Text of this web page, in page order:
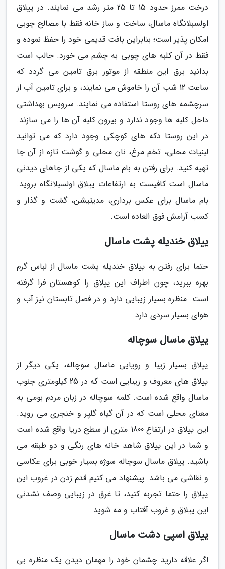
درخت ممرز حدود 15 تا 25 متر رشد می نمایند. در ییلاق
اولسبلانگاه ماسال، ساخت و ساز خانه فقط با مصالح چوبی
امکان پذیر است؛ بنابراین بافت قدیمی خود را حفظ نموده و
فقط در آن کلبه های چوبی به چشم می خورد. جالب است
بدانید برق این منطقه از موتور برق تامین می گردد که
ساعت 12 شب آن را خاموش می نمایند، و برای تامین آب از
سرچشمه های روستا استفاده می نمایند. سرویس بهداشتی
داخل کلبه ها وجود ندارد و بیرون کلبه آن ها را می سازند.
در این روستا دکه های کوچکی وجود دارد که می توانید
لبنیات محلی، تخم مرغ، نان محلی و گوشت تازه از آن جا
تهیه کنید. برای رفتن به بام ماسال که یکی از جاهای دیدنی
ماسال است کافیست به ارتفاعات ییلاق اولسبلانگاه بروید.
بام ماسال برای عکس برداری، مدیتیشن، گشت و گذار و
کسب آرامش فوق العاده است.
ییلاق خندیله پشت ماسال
حتما برای رفتن به ییلاق خندیله پشت ماسال از لباس گرم
بهره ببرید، چون اطراف این ییلاق را کوهستان فرا گرفته
است. منظره بسیار زیبایی دارد و در فصل تابستان نیز آب و
هوای بسیار سردی دارد.
ییلاق ماسال سوچاله
ییلاق بسیار زیبا و رویایی ماسال سوچاله، یکی دیگر از
ییلاق های معروف و زیبایی است که در 25 کیلومتری جنوب
ماسال واقع شده است. کلمه سوچاله در زبان مردم بومی به
معنای محلی است که در آن گیاه گلپر و خنجری می روید.
این ییلاق در ارتفاع 1800 متری از سطح دریا واقع شده است
و شما در این ییلاق شاهد خانه های رنگی و دو طبقه می
باشید. ییلاق ماسال سوچاله سوژه بسیار خوبی برای عکاسی
و نقاشی می باشد. پیشنهاد می کنیم قدم زدن در غروب این
ییلاق را حتما تجربه کنید، تا غرق در زیبایی وصف نشدنی
این ییلاق و غروب آفتاب و مه شوید.
ییلاق اسپی دشت ماسال
اگر علاقه دارید چشمان خود را مهمان دیدن یک منظره بی